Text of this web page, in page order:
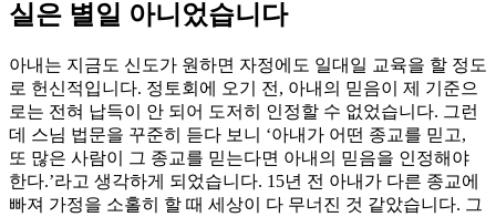
실은 별일 아니었습니다
아내는 지금도 신도가 원하면 자정에도 일대일 교육을 할 정도
로 헌신적입니다. 정토회에 오기 전, 아내의 믿음이 제 기준으
로는 전혀 납득이 안 되어 도저히 인정할 수 없었습니다. 그런
데 스님 법문을 꾸준히 듣다 보니 ‘아내가 어떤 종교를 믿고,
또 많은 사람이 그 종교를 믿는다면 아내의 믿음을 인정해야
한다.’라고 생각하게 되었습니다. 15년 전 아내가 다른 종교에
빠져 가정을 소홀히 할 때 세상이 다 무너진 것 같았습니다. 그